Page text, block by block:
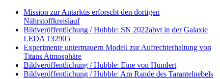
Mission zur Antarktis erforscht den dortigen
Nährstoffkreislauf
Bildveröffentlichung / Hubble: SN 2022abvt in der Galaxie
LEDA 132905
Experimente untermauern Modell zur Aufrechterhaltung von
Titans Atmosphäre
Bildveröffentlichung / Hubble: Eine von Hundert
Bildveröffentlichung / Hubble: Am Rande des Tarantelnebels